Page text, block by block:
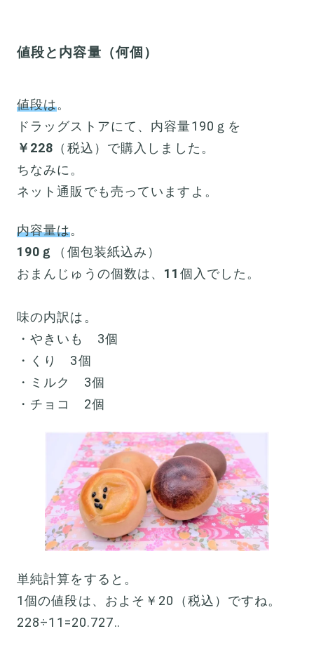
値段と内容量（何個）
値段は。
ドラッグストアにて、内容量190ｇを
￥228 （税込）で購入しました。
ちなみに。
ネット通販でも売っていますよ。
内容量は。
190ｇ
（個包装紙込み）
おまんじゅうの個数は、 11 個入でした。
味の内訳は。
・やきいも 3個
・くり 3個
・ミルク 3個
・チョコ 2個
単純計算をすると。
1個の値段は、およそ￥20（税込）ですね。
228÷11=20.727‥